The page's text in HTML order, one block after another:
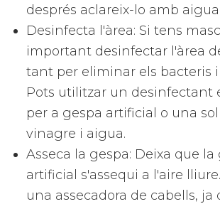
després aclareix-lo amb
Desinfecta l'àrea: Si tens
important desinfectar l'àrea
tant per eliminar els bacteris i
Pots utilitzar un desinfectant
per a gespa artificial o una
vinagre i aigua.
Asseca la gespa: Deixa que la
artificial s'assequi a l'aire
una assecadora de cabells, ja